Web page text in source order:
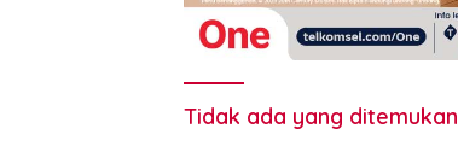
Tidak ada yang ditemukan